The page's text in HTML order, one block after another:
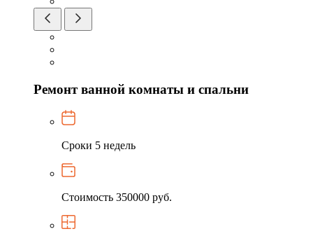
Ремонт ванной комнаты и спальни
Сроки 5 недель
Стоимость 350000 руб.